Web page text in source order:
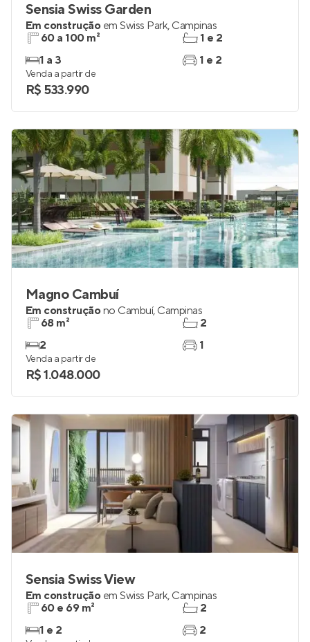
Sensia Swiss Garden
Em construção em Swiss Park, Campinas
60 a 100 m²
1 a 3
1 e 2
1 e 2
Venda a partir de
R$ 533.990
Magno Cambuí
Em construçãono Cambuí, Campinas
68 m²
2
2
1
Venda a partir de
R$ 1.048.000
Sensia Swiss View
Em construção em Swiss Park, Campinas
60 e 69 m²
1 e 2
2
2